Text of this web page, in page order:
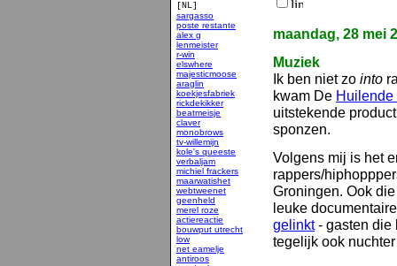
[NL]
sargasso
poste restante
alex g
lenmeister
r-win
elswhere
majesticmoose
araglin
koekjesfabriek
rickdekikker
beatmeisje
claver
monobrows
tv-willemijn
kole's queeste
verbaljam
michiel frackers
maarwatishet
webtweenet
geenheld
merel roze
actiereactie
bouwput utrecht
low
net eamelje
antiroos
maandag, 28 mei
Muziek
Ik ben niet zo into
kwam De Huilende
uitstekende
sponzen.
Volgens mij is het
rappers/
Groningen. Ook
leuke
gelinkt- gasten die
tegelijk ook